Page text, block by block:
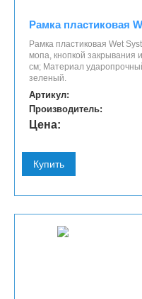
Рамка пластиковая
Рамка пластиковая Wet
мопа, кнопкой
см; Материал
зеленый.
Артикул:
Производитель:
Цена:
Купить